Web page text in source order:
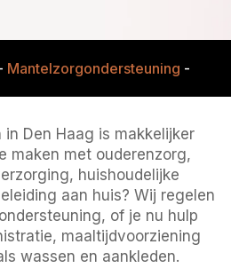
Mantelzorgondersteuning -
Den Haag is makkelijker
maken met ouderenzorg,
huishoudelijke
aan huis? Wij regelen
of je nu hulp
maaltijdvoorziening
wassen en aankleden.